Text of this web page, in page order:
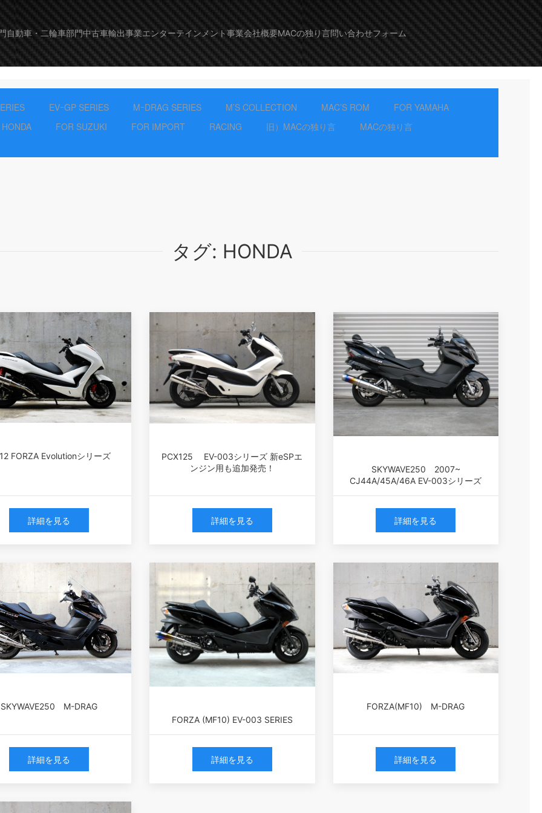
自動車・二輪車部門中古車輸出事業エンターテインメント事業会社概要MACの独り言問い合わせフォーム
EVｰGP SERIES MｰDRAG SERIES M’S COLLECTION MAC’S ROM
FOR YAMAHA
FOR SUZUKI FOR IMPORT RACING 旧）MACの独り言 MACの独り言
タグ: HONDA
FORZA Evolutionシリーズ
詳細を見る
PCX125 EV-003シリーズ 新eSPエ
ンジン用も追加発売！
詳細を見る
SKYWAVE250 2007~
CJ44A/45A/46A EV-003シリーズ
詳細を見る
SKYWAVE250 M-DRAG
詳細を見る
FORZA (MF10) EV-003 SERIES
詳細を見る
FORZA(MF10) M-DRAG
詳細を見る